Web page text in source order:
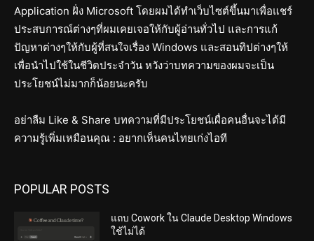
Application ฝั่ง Microsoft โดยผมได้ทำเว็บไซต์ขึ้นมาเพื่อแชร์
ประสบการณ์ต่างๆที่ผมเคยเจอให้กับผู้อ่านทั่วไป และการแก้
ปัญหาต่างๆให้กับผู้ที่สนใจเรื่อง Windows และสอนทิปต่างๆให้
เพื่อนำไปใช้ในชีวิตประจำวัน หวังว่าบทความของผมจะเป็น
ประโยชน์ไม่มากก็น้อยนะครับ
อย่าลืม Like & Share บทความที่มีประโยชน์เผื่อคนอื่นจะได้มี
ความรู้เพิ่มเหมือนคุณ : อยากเห็นคนไทยเก่งไอที
POPULAR POSTS
แถบ Cowork ใน Claude Desktop Windows
ใช้ไม่ได้